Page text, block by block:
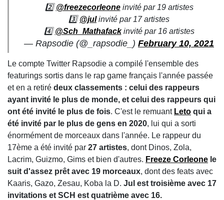
2️⃣@freezecorleoneinvité par 19 artistes
3️⃣@julinvité par 17 artistes
4️⃣@Sch_Mathafackinvité par 16 artistes
— Rapsodie (@_rapsodie_) February 10, 2021
Le compte Twitter Rapsodie a compilé l'ensemble des
featurings sortis dans le rap game français l'année passée
et en a retiré deux classements : celui des rappeurs
ayant invité le plus de monde, et celui des rappeurs qui
ont été invité le plus de fois. C'est le remuant Leto qui a
été invité par le plus de gens en 2020, lui qui a sorti
énormément de morceaux dans l'année. Le rappeur du
17ème a été invité par 27 artistes, dont Dinos, Zola,
Lacrim, Guizmo, Gims et bien d'autres. Freeze Corleone le
suit d'assez prêt avec 19 morceaux, dont des feats avec
Kaaris, Gazo, Zesau, Koba la D. Jul est troisième avec 17
invitations et SCH est quatrième avec 16.